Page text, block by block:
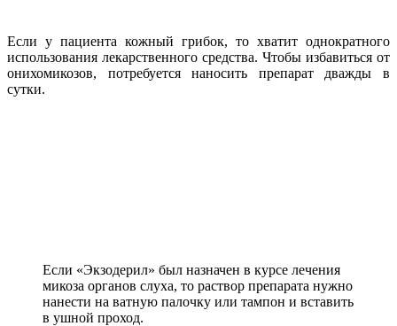
Если у пациента кожный грибок, то хватит однократного
использования лекарственного средства. Чтобы избавиться от
онихомикозов, потребуется наносить препарат дважды в
сутки.
Если «Экзодерил» был назначен в курсе лечения
микоза органов слуха, то раствор препарата нужно
нанести на ватную палочку или тампон и вставить
в ушной проход.